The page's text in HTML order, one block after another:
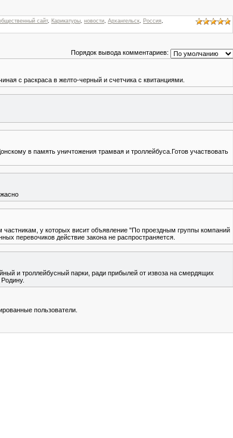
сайт, Карикатуры новости Архангельск Россия
Порядок вывода комментариев:
с раскраса в желто-черный и счетчика с квитанциями.
в память уничтожения трамвая и троллейбуса.Готов участвовать
у которых висит объявление "По проездным группы компаний
перевочиков действие закона не распространяется.
и троллейбусный парки, ради прибылей от извоза на смердящих
пользователи.